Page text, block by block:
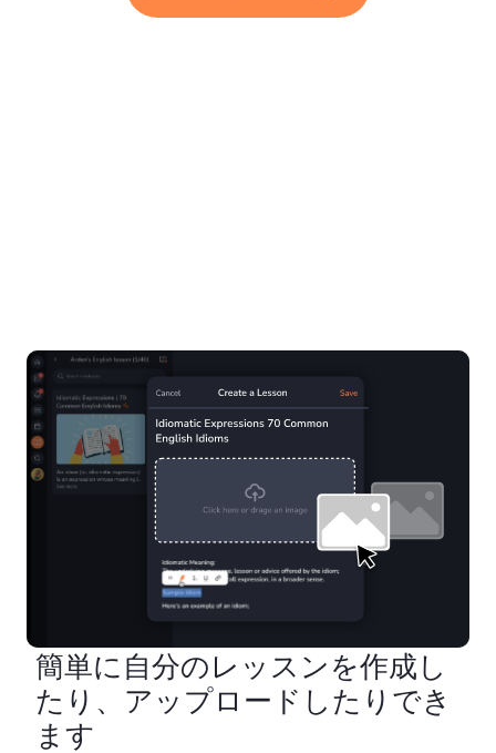
簡単に自分のレッスンを作成し
たり、アップロードしたりでき
ます